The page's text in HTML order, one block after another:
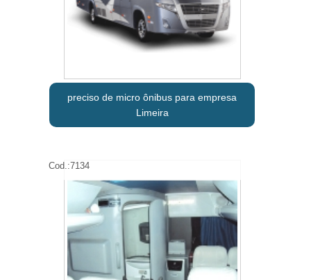
preciso de micro ônibus para empresa
Limeira
Cod.:7134